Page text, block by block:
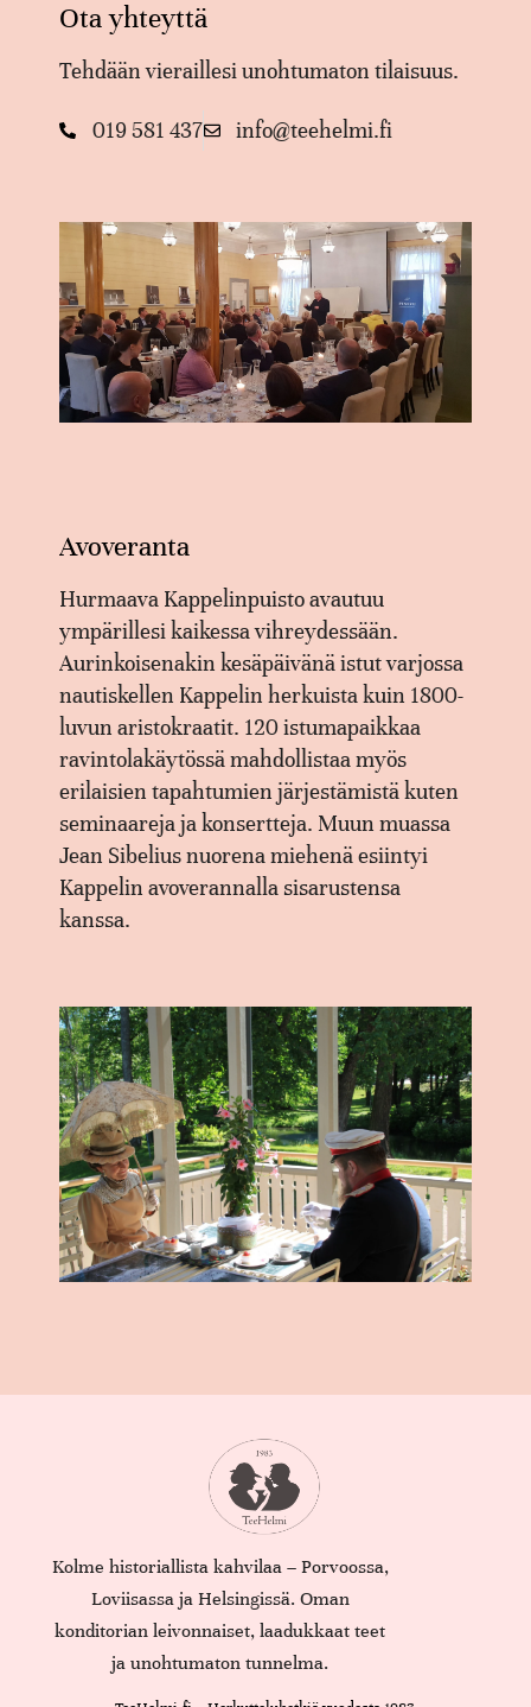
Ota yhteyttä
Tehdään vieraillesi unohtumaton tilaisuus.
019 581 437 info@teehelmi.fi
Avoveranta
Hurmaava Kappelinpuisto avautuu
ympärillesi kaikessa vihreydessään.
Aurinkoisenakin kesäpäivänä istut varjossa
nautiskellen Kappelin herkuista kuin 1800-
luvun aristokraatit. 120 istumapaikkaa
ravintolakäytössä mahdollistaa myös
erilaisien tapahtumien järjestämistä kuten
seminaareja ja konsertteja. Muun muassa
Jean Sibelius nuorena miehenä esiintyi
Kappelin avoverannalla sisarustensa
kanssa.
Kolme historiallista kahvilaa – Porvoossa,
Loviisassa ja Helsingissä. Oman
konditorian leivonnaiset, laadukkaat teet
ja unohtumaton tunnelma.